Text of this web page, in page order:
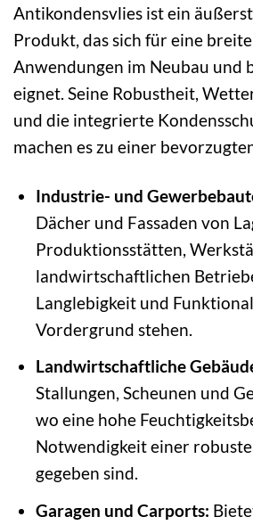
Antikondensvlies ist ein
Produkt, das sich für eine
Anwendungen im Neubau und
eignet. Seine Robustheit,
und die integrierte
machen es zu einer
Industrie- und
Dächer und Fassaden von
Produktionsstätten,
landwirtschaftlichen
Langlebigkeit und
Vordergrund stehen.
Landwirtschaftliche
Stallungen, Scheunen und
wo eine hohe
Notwendigkeit einer
gegeben sind.
Garagen und Carports: